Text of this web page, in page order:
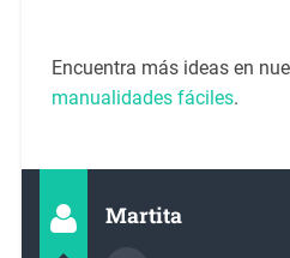
Encuentra más ideas en
manualidades fáciles.
Martita